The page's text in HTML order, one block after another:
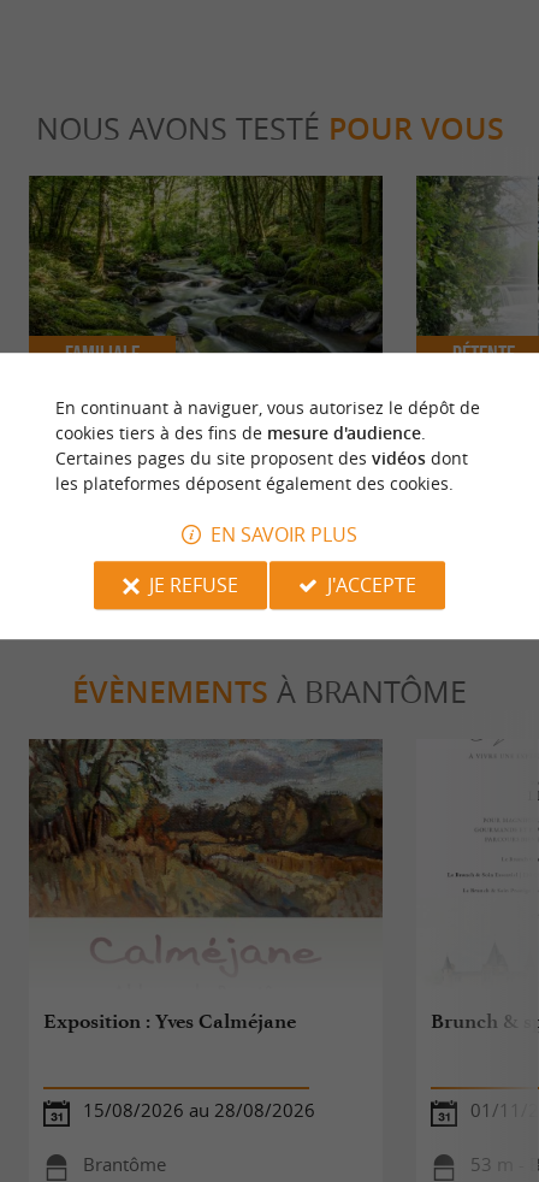
NOUS AVONS TESTÉ POUR VOUS
Le Parc naturel régional Périgord-
Limousin, une destination
incontournable au cœur de la nature
Familiale
Le Périgord
idées
Détente
ÉVÈNEMENTS À BRANTÔME
Exposition : Yves Calméjane
15/08/2026 au 28/08/2026
Brantôme
Brunch &
01/11/
53 m -
En continuant à naviguer, vous autorisez le dépôt de
cookies tiers à des fins de mesure d'audience.
Certaines pages du site proposent des vidéosdont
les plateformes déposent également des cookies.
EN SAVOIR PLUS
JE REFUSE
J'ACCEPTE